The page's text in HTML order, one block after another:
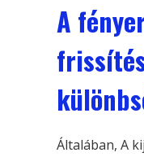
A
Általában, A